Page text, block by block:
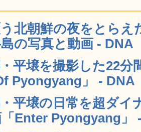
北朝鮮の夜をとらえ
の写真と動画 - DNA
平壌を撮影した22分
Pyongyang」 - DNA
平壌の日常を超ダイ
Enter Pyongyang」